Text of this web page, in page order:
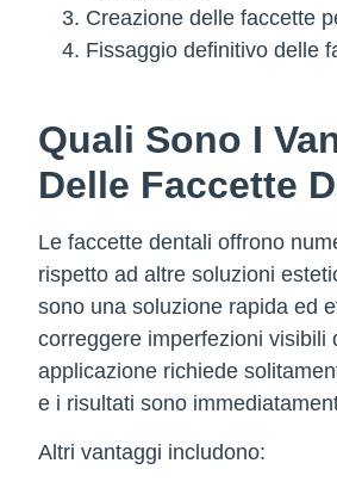
Creazione delle faccette
Fissaggio definitivo delle
Quali Sono I
Delle Faccette
Le faccette dentali offrono
rispetto ad altre soluzioni
sono una soluzione rapida ed
correggere imperfezioni visibili
applicazione richiede
e i risultati sono
Altri vantaggi includono: